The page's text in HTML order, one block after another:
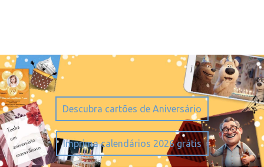
Descubra cartões de Aniversário
Imprima calendários 2026 grátis